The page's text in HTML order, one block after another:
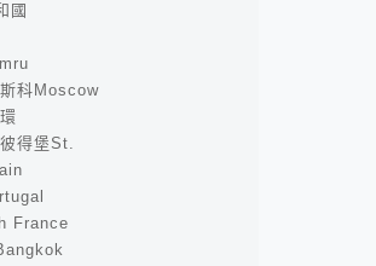
國
科Moscow
得堡St.
France